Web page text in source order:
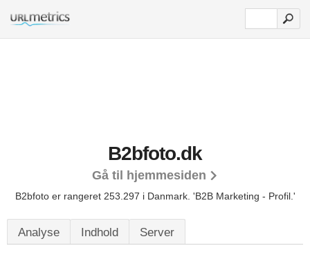
B2bfoto.dk
Gå til hjemmesiden
B2bfoto er rangeret 253.297 i Danmark. 'B2B Marketing - Profil.'
Analyse Indhold Server